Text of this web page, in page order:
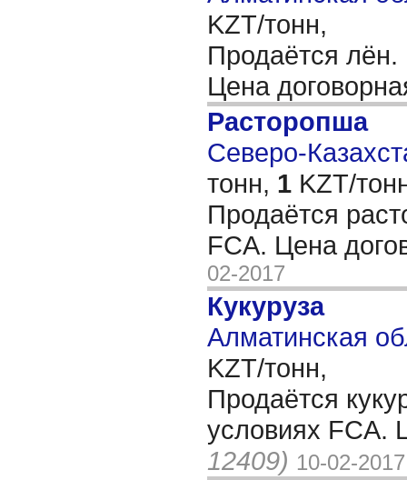
KZT/тонн,
Продаётся
Цена
Расторопша
Северо-
тонн, 1 KZT/
Продаётся
FCA. Цена
02-2017
Кукуруза
Алматинская
KZT/тонн,
Продаётся
условиях FCA.
12409) 10-02-2017